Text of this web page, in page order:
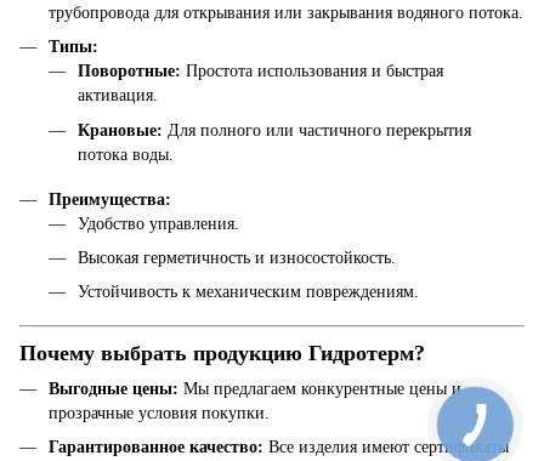
трубопровода для открывания или закрывания водяного потока.
Типы:
Поворотные: Простота использования и быстрая
активация.
Крановые: Для полного или частичного перекрытия
потока воды.
Преимущества:
Удобство управления.
Высокая герметичность и износостойкость.
Устойчивость к механическим повреждениям.
Почему выбрать продукцию Гидротерм?
Выгодные цены: Мы предлагаем конкурентные цены и
прозрачные условия покупки.
Гарантированное качество: Все изделия имеют сертификаты